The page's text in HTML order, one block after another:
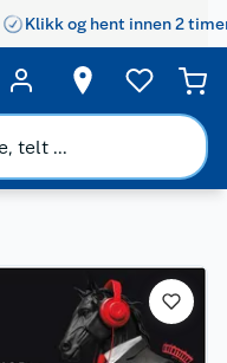
Klikk og hent innen 2